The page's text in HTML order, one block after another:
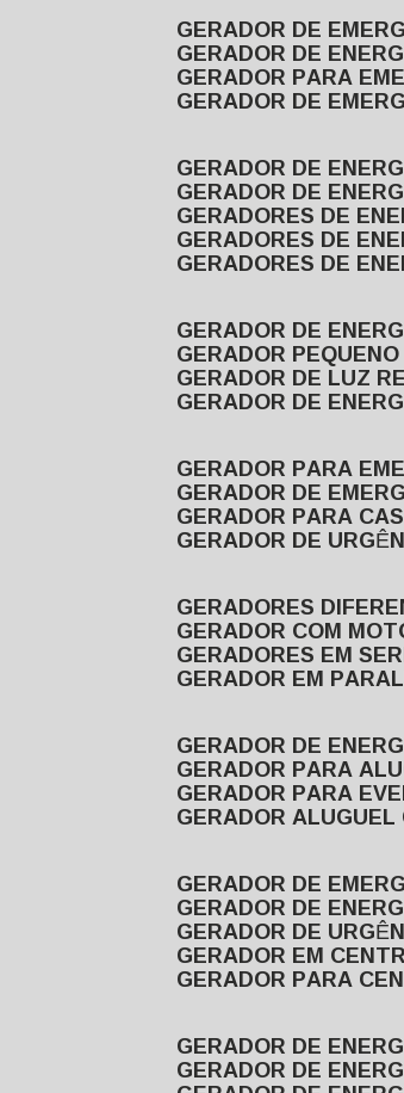
GERADOR DE
GERADOR DE
GERADOR PARA
GERADOR DE
GERADOR DE
GERADOR DE
GERADORES DE
GERADORES DE
GERADORES DE
GERADOR DE
GERADOR
GERADOR DE LUZ
GERADOR DE
GERADOR PARA
GERADOR DE
GERADOR PARA
GERADOR DE
GERADORES
GERADOR COM
GERADORES EM
GERADOR EM
GERADOR DE
GERADOR PARA
GERADOR PARA
GERADOR
GERADOR DE
GERADOR DE
GERADOR DE
GERADOR EM
GERADOR PARA
GERADOR DE
GERADOR DE